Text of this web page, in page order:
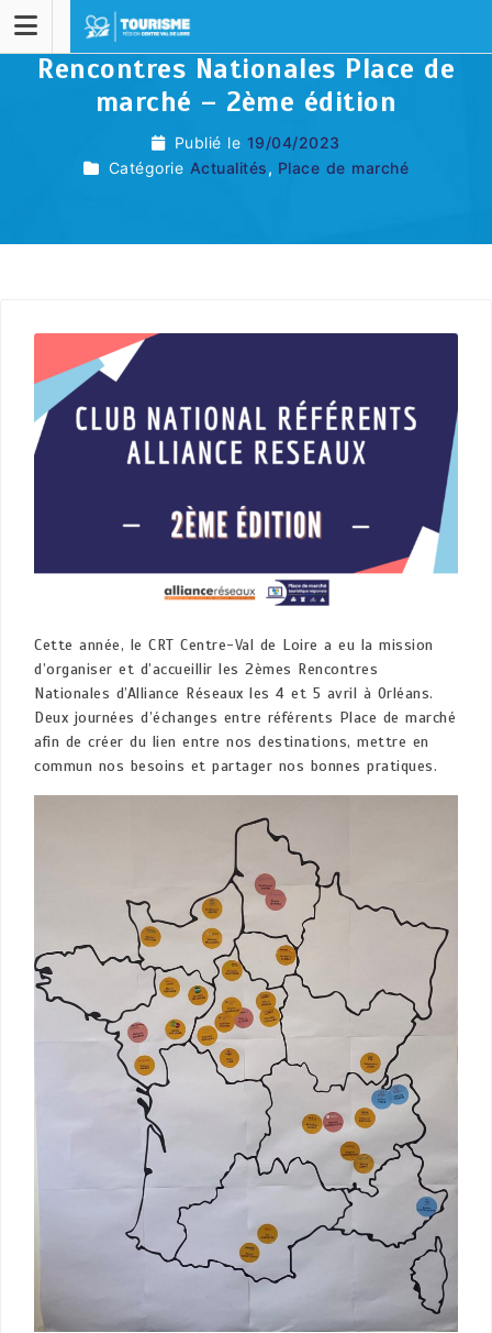
Rencontres Nationales Place de
marché – 2ème édition
Publié le 19/04/2023
Catégorie Actualités, Place de marché
Cette année, le CRT Centre-Val de Loire a eu la mission
d’organiser et d’accueillir les 2èmes Rencontres
Nationales d’Alliance Réseaux les 4 et 5 avril à Orléans.
Deux journées d’échanges entre référents Place de marché
afin de créer du lien entre nos destinations, mettre en
commun nos besoins et partager nos bonnes pratiques.